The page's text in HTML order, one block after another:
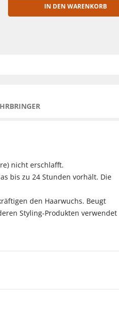
IN DEN WARENKORB
nicht erschlafft.
bis zu 24 Stunden vorhält. Die
den Haarwuchs. Beugt
Styling-Produkten verwendet